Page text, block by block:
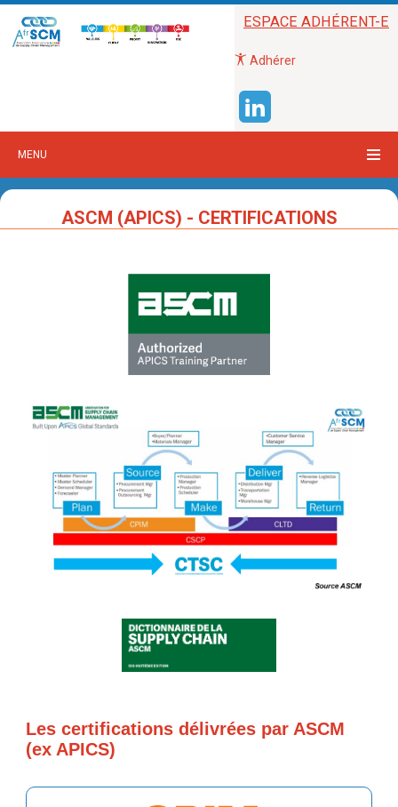
ESPACE ADHÉRENT-E
Adhérer
MENU
ASCM (APICS) - CERTIFICATIONS
Les certifications délivrées par ASCM
(ex APICS)